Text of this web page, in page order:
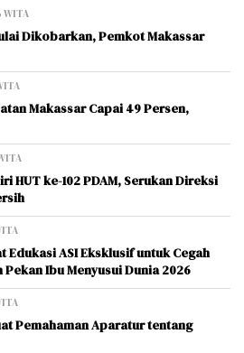
WITA
Dikobarkan, Pemkot Makassar
Makassar Capai 49 Persen,
HUT ke-102 PDAM, Serukan Direksi
Edukasi ASI Eksklusif untuk Cegah
Ibu Menyusui Dunia 2026
Pemahaman Aparatur tentang